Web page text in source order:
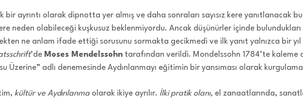
bir ayrıntı olarak dipnotta yer almış ve daha sonraları sayısız kere yanıtlanacak
neden olabileceği kuşkusuz beklenmiyordu. Ancak düşünürler içinde bulundukları
ne anlam ifade ettiği sorusunu sormakta gecikmedi ve ilk yanıt yalnızca bir yıl
’de Moses Mendelssohn tarafından verildi. Mondelssohn 1784’te kaleme
Üzerine” adlı denemesinde Aydınlanmayı eğitimin bir yansıması olarak
kültür ve Aydınlanma olarak ikiye ayrılır. İlki pratik olanı, el zanaatlarında,